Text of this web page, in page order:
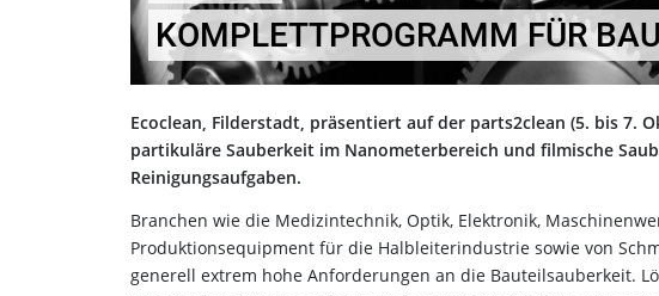
KOMPLETTPROGRAMM FÜR
Ecoclean, Filderstadt, präsentiert auf der parts2clean (5. bis
partikuläre Sauberkeit im Nanometerbereich und filmische
Reinigungsaufgaben.
Branchen wie die Medizintechnik, Optik, Elektronik,
Produktionsequipment für die Halbleiterindustrie sowie von
generell extrem hohe Anforderungen an die Bauteilsauberkeit.